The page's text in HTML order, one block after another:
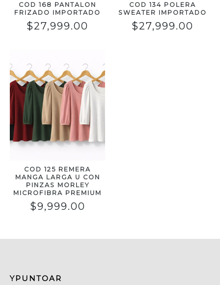
COD 168 PANTALON
FRIZADO IMPORTADO
$27,999.00
COD 134 POLERA
SWEATER IMPORTADO
$27,999.00
COD 125 REMERA
MANGA LARGA U CON
PINZAS MORLEY
MICROFIBRA PREMIUM
$9,999.00
YPUNTOAR